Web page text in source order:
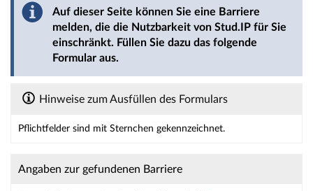
Auf dieser Seite können Sie eine Barriere
melden, die die Nutzbarkeit von Stud.IP für Sie
einschränkt. Füllen Sie dazu das folgende
Formular aus.
Hinweise zum Ausfüllen des Formulars
Pflichtfelder sind mit Sternchen gekennzeichnet.
Angaben zur gefundenen Barriere